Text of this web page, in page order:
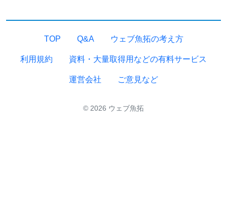
TOP Q&A ウェブ魚拓の考え方
利用規約 資料・大量取得用などの有料サービス
運営会社 ご意見など
© 2026 ウェブ魚拓